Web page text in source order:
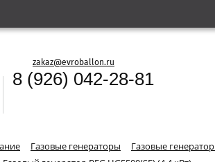
zakaz@evroballon.ru
8 (926) 042-28-81
Газовые генераторы
Газовые